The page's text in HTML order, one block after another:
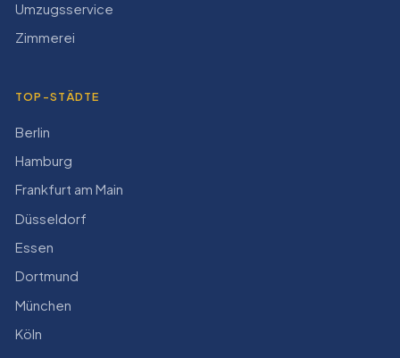
Umzugsservice
Zimmerei
TOP-STÄDTE
Berlin
Hamburg
Frankfurt am Main
Düsseldorf
Essen
Dortmund
München
Köln